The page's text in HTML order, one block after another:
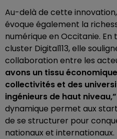
Au-delà de cette
évoque également la
numérique en Occitanie.
cluster Digital113, elle
collaboration entre les
avons un tissu
collectivités et des
ingénieurs de haut niveau,”
dynamique permet aux
de se structurer pour
nationaux et internationaux.